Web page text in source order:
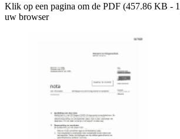
Klik op een pagina om de PDF (457.86 KB -
uw browser